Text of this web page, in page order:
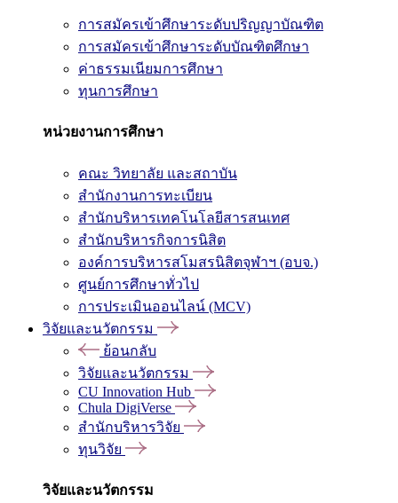
การสมัครเข้าศึกษาระดับปริญญาบัณฑิต
การสมัครเข้าศึกษาระดับบัณฑิตศึกษา
ค่าธรรมเนียมการศึกษา
ทุนการศึกษา
หน่วยงานการศึกษา
คณะ วิทยาลัย และสถาบัน
สำนักงานการทะเบียน
สำนักบริหารเทคโนโลยีสารสนเทศ
สำนักบริหารกิจการนิสิต
องค์การบริหารสโมสรนิสิตจุฬาฯ (อบจ.)
ศูนย์การศึกษาทั่วไป
การประเมินออนไลน์ (MCV)
วิจัยและนวัตกรรม
ย้อนกลับ
วิจัยและนวัตกรรม
CU Innovation Hub
Chula DigiVerse
สำนักบริหารวิจัย
ทุนวิจัย
วิจัยและนวัตกรรม